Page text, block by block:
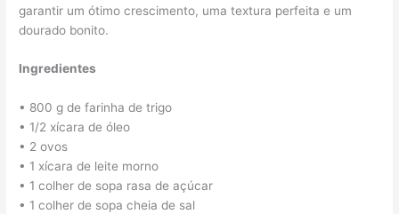
garantir um ótimo crescimento, uma textura perfeita e um
dourado bonito.
Ingredientes
• 800 g de farinha de trigo
• 1/2 xícara de óleo
• 2 ovos
• 1 xícara de leite morno
• 1 colher de sopa rasa de açúcar
• 1 colher de sopa cheia de sal